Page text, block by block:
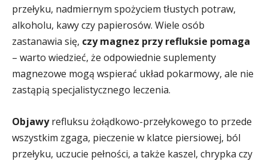
przełyku, nadmiernym spożyciem tłustych potraw,
alkoholu, kawy czy papierosów. Wiele osób
zastanawia się, czy magnez przy refluksie pomaga
– warto wiedzieć, że odpowiednie suplementy
magnezowe mogą wspierać układ pokarmowy, ale nie
zastąpią specjalistycznego leczenia.
Objawyrefluksu żołądkowo-przełykowego to przede
wszystkim zgaga, pieczenie w klatce piersiowej, ból
przełyku, uczucie pełności, a także kaszel, chrypka czy